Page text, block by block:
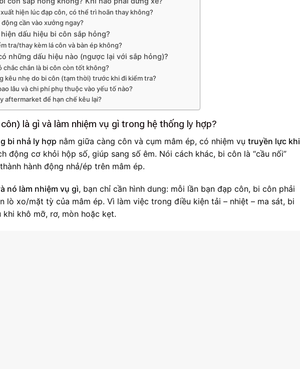
hiện lúc đạp côn, có thể trì hoãn thay không?
cần vào xưởng ngay?
dấu hiệu bi côn sắp hỏng?
tra/thay kèm lá côn và bàn ép không?
những dấu hiệu nào (ngược lại với sắp hỏng)?
chắc chắn là bi côn còn tốt không?
kêu nhẹ do bi côn (tạm thời) trước khi đi kiểm tra?
lâu và chi phí phụ thuộc vào yếu tố nào?
aftermarket để hạn chế kêu lại?
là gì và làm nhiệm vụ gì trong hệ thống ly hợp?
bi nhả ly hợp nằm giữa càng côn và cụm mâm ép, có nhiệm vụ truyền lực khi
động cơ khỏi hộp số, giúp sang số êm. Nói cách khác, bi côn là “cầu nối”
hành động nhả/ép trên mâm ép.
nó làm nhiệm vụ gì, bạn chỉ cần hình dung: mỗi lần bạn đạp côn, bi côn phải
lò xo/mặt tỳ của mâm ép. Vì làm việc trong điều kiện tải – nhiệt – ma sát, bi
khô mỡ, rơ, mòn hoặc kẹt.